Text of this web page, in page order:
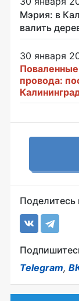
Мэрия: в
валить
30 января
провода:
Поделитесь
Telegram,